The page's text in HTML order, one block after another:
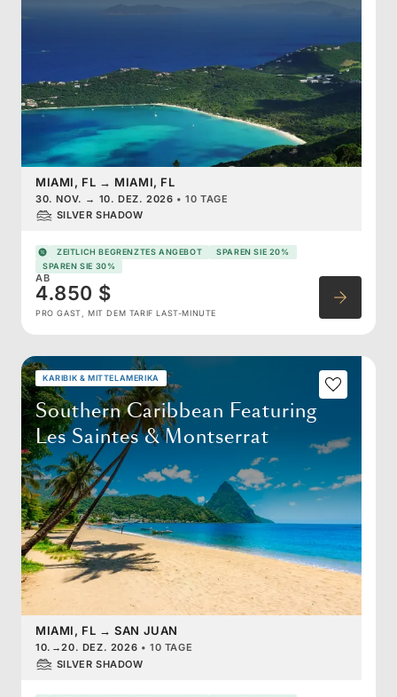
MIAMI, FL → MIAMI, FL
30. NOV. → 10. DEZ. 2026 •10 TAGE
SILVER SHADOW
ZEITLICH BEGRENZTES ANGEBOT
SPAREN SIE 20%
SPAREN SIE 30%
AB
4.850 $
PRO GAST, MIT DEM TARIF LAST-MINUTE
KARIBIK & MITTELAMERIKA
Southern Caribbean Featuring
Les Saintes & Montserrat
MIAMI, FL → SAN JUAN
10. →20. DEZ. 2026 •10 TAGE
SILVER SHADOW